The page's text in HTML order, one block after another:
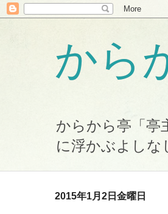
から
からから亭「亭
に浮かぶよしな
2015年1月2日金曜日